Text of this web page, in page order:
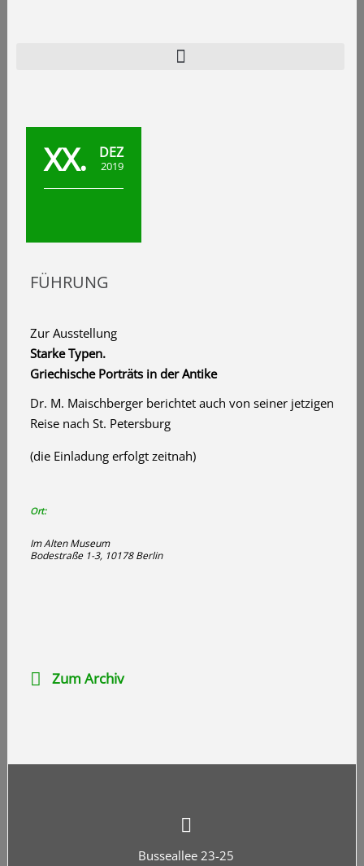
XX. DEZ
2019
FÜHRUNG
Zur Ausstellung
Starke Typen.
Griechische Porträts in der Antike
Dr. M. Maischberger berichtet auch von seiner jetzigen
Reise nach St. Petersburg
(die Einladung erfolgt zeitnah)
Ort:
Im Alten Museum
Bodestraße 1-3, 10178 Berlin
Zum Archiv
Busseallee 23-25